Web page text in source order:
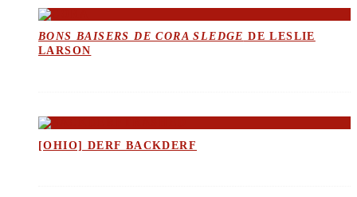
BONS BAISERS DE CORA SLEDGE DE LESLIE
LARSON
[OHIO] DERF BACKDERF